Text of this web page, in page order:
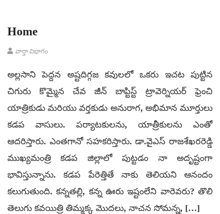
Home
వార్తా విభాగం
అల్లసాని పెద్దన అష్టదిగ్గజ కవులలో ఒకరు ఇచట పుట్టిన
చిగురు కొమ్మైన చేవ జీన్ బాప్టిస్ట్ ట్రావెర్నియర్ ఫ్రెంచి
యాత్రికుడు మరియు వర్తకుడు అనురాగ, అభిమాన మూర్తులు
కడప వాసులు. పర్యాటకులను, యాత్రీకులను ఎంతో
ఆదరిస్తారు. ఎంతగానో సహకరిస్తారు. డా.వైఎస్ రాజశేఖరరెడ్డి​
ముఖ్యమంత్రి​ కడప జిల్లాలో పుట్టడం నా అదృష్టంగా
భావిస్తున్నాను. కడప పేరెత్తితే నాకు తెలియని ఆనందం
కలుగుతుంది. కన్నతల్లి, కన్న ఊరు ఇష్టంలేని వారెవరు? తొలి
తెలుగు కవయిత్రి తిమ్మక్క మొదలు, నాచన సోమన్న, […]